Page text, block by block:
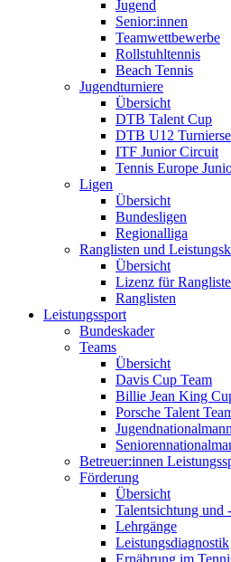
Jugend
Senior:innen
Teamwettbewerbe
Rollstuhltennis
Beach Tennis
Jugendturniere
Übersicht
DTB Talent Cup
DTB U12
ITF Junior Circuit
Tennis Europe
Ligen
Übersicht
Bundesligen
Regionalliga
Ranglisten und
Übersicht
Lizenz für
Ranglisten
Leistungssport
Bundeskader
Teams
Übersicht
Davis Cup Team
Billie Jean King
Porsche Talent
Betreuer:innen
Förderung
Übersicht
Talentsichtung und
Lehrgänge
Leistungsdiagnostik
Ernährung im